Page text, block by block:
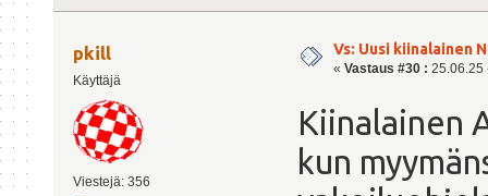
pkill
Käyttäjä
Viestejä: 356
Vs: Uusi kiinalainen
« Vastaus #30 : 25.06.25
Kiinalainen
kun